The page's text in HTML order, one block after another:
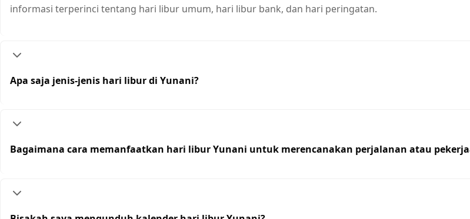
informasi terperinci tentang hari libur umum, hari libur bank, dan hari peringatan.
Apa saja jenis-jenis hari libur di Yunani?
Bagaimana cara memanfaatkan hari libur Yunani untuk merencanakan perjalanan atau